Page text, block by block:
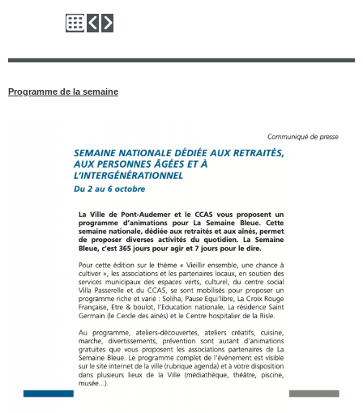
Programme de la semaine